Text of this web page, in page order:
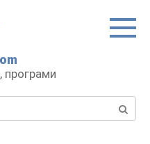
програми